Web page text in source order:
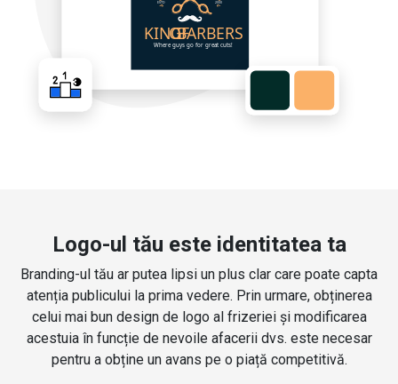
Logo-ul tău este identitatea ta
Branding-ul tău ar putea lipsi un plus clar care poate capta
atenția publicului la prima vedere. Prin urmare, obținerea
celui mai bun design de logo al frizeriei și modificarea
acestuia în funcție de nevoile afacerii dvs. este necesar
pentru a obține un avans pe o piață competitivă.